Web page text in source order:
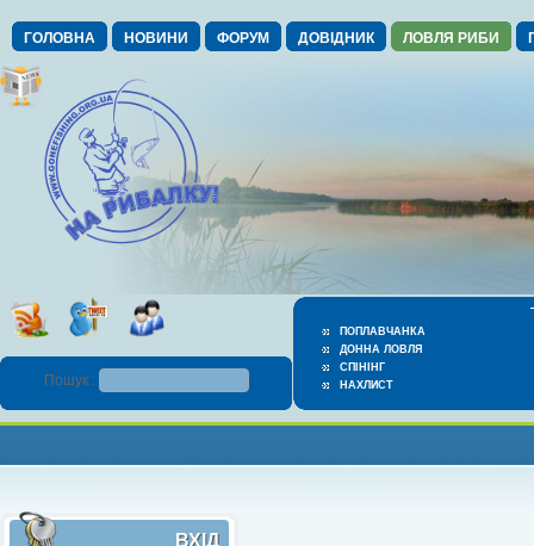
ГОЛОВНА НОВИНИ ФОРУМ ДОВІДНИК ЛОВЛЯ РИБИ
ПОПЛАВЧАНКА
ДОННА ЛОВЛЯ
СПІНІНГ
НАХЛИСТ
Пошук :
ВХІД